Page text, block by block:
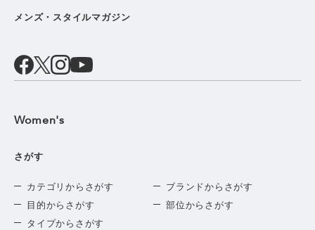
メンズ・スタイルマガジン
Women's
さがす
カテゴリからさがす
ブランドからさがす
目的からさがす
部位からさがす
タイプからさがす